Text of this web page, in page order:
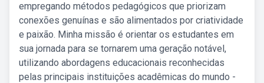
empregando métodos pedagógicos que priorizam
conexões genuínas e são alimentados por criatividade
e paixão. Minha missão é orientar os estudantes em
sua jornada para se tornarem uma geração notável,
utilizando abordagens educacionais reconhecidas
pelas principais instituições acadêmicas do mundo -